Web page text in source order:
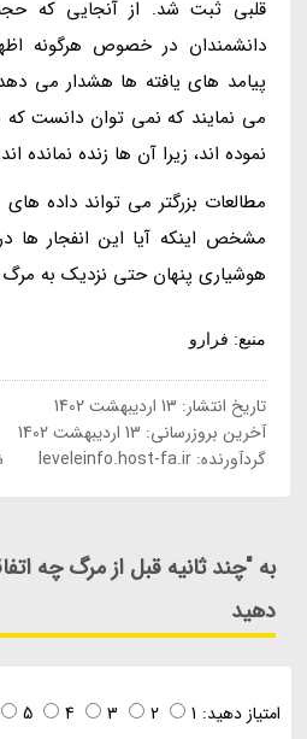
قلبی ثبت شد. از آنجایی که
دانشمندان در خصوص هرگونه
پیامد های یافته ها هشدار می
می نمایند که نمی توان دانست که
نموده اند، زیرا آن ها زنده نمانده
مطالعات بزرگتر می تواند داده های
مشخص اینکه آیا این انفجار ها
هوشیاری پنهان حتی نزدیک به مرگ
منبع: فرارو
تاریخ انتشار: 13 اردیبهشت 1402
آخرین بروزرسانی: 13 اردیبهشت 1402
گردآورنده:leveleinfo.host-fa.ir
به "چند ثانیه قبل از مرگ چه
دهید
امتیاز دهید: 1
2
3
4
5